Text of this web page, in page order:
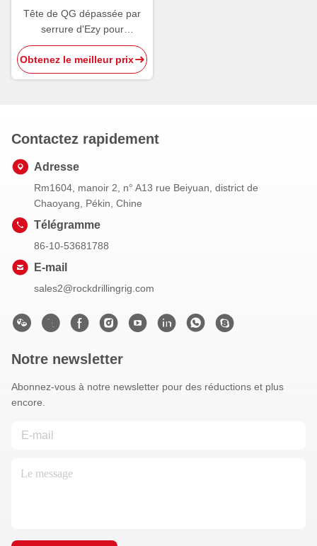
Tête de QG dépassée par
serrure d'Ezy pour
l'Assemblée dépassée par
câble
Obtenez le meilleur prix
Contactez rapidement
Adresse
Rm1604, manoir 2, n° A13 rue Beiyuan, district de
Chaoyang, Pékin, Chine
Télégramme
86-10-53681788
E-mail
sales2@rockdrillingrig.com
Notre newsletter
Abonnez-vous à notre newsletter pour des réductions et plus
encore.